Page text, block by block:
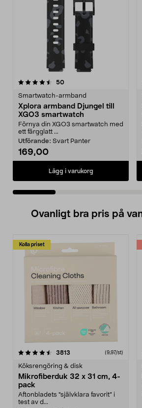
50recensioner
Smartwatch-armband
Xplora armband Djungel till
XGO3 smartwatch
Förnya din XGO3 smartwatch med
ett färgglatt ...
Utförande: Svart Panter
169,00
Lägg i varukorg
5.0 av 5 stjärnor
Ovanligt bra pris på
Kolla priset
3813 (9,97/st)
Köksrengöring & disk
Mikrofiberduk 32 x 31 cm, 4-
pack
Aftonbladets "självklara favorit” i
test av d...
4.0av 5 stjärnor